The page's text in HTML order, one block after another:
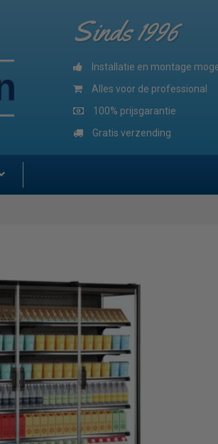
Sinds 1996
Installatie en montage
Alles voor de professional
100% prijsgarantie
Gratis verzending